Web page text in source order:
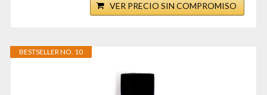
VER PRECIO SIN COMPROMISO
BESTSELLER NO. 10